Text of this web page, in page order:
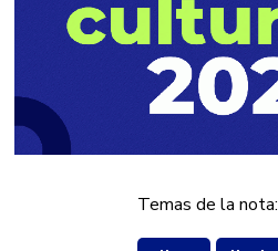
Temas de la nota: